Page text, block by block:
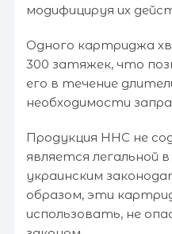
модифицируя их
Одного картриджа
300 затяжек, что
его в течение
необходимости
Продукция HHC не
является легальной
украинским
образом, эти
использовать, не